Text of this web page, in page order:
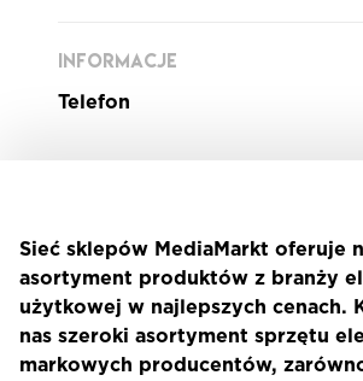
INFORMACJE
Telefon
Sieć sklepów MediaMarkt oferuje
asortyment produktów z branży
użytkowej w najlepszych cenach.
nas szeroki asortyment sprzętu
markowych producentów,